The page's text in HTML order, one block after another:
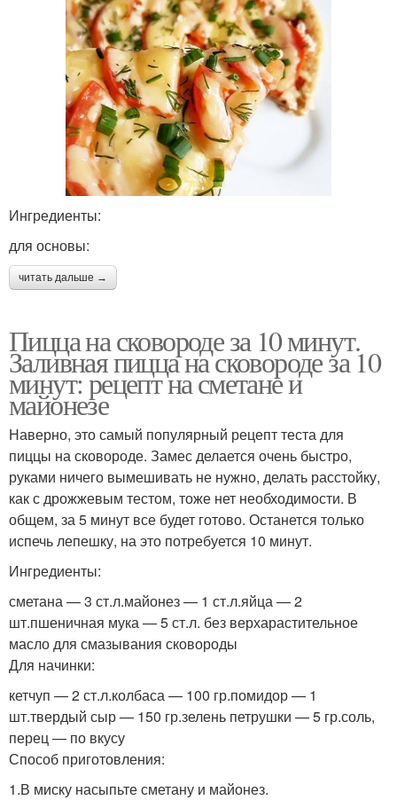
Ингредиенты:
для основы:
читать дальше →
Пицца на сковороде за 10 минут.
Заливная пицца на сковороде за 10
минут: рецепт на сметане и
майонезе
Наверно, это самый популярный рецепт теста для
пиццы на сковороде. Замес делается очень быстро,
руками ничего вымешивать не нужно, делать расстойку,
как с дрожжевым тестом, тоже нет необходимости. В
общем, за 5 минут все будет готово. Останется только
испечь лепешку, на это потребуется 10 минут.
Ингредиенты:
сметана — 3 ст.л.майонез — 1 ст.л.яйца — 2
шт.пшеничная мука — 5 ст.л. без верхарастительное
масло для смазывания сковороды
Для начинки:
кетчуп — 2 ст.л.колбаса — 100 гр.помидор — 1
шт.твердый сыр — 150 гр.зелень петрушки — 5 гр.соль,
перец — по вкусу
Способ приготовления:
1.В миску насыпьте сметану и майонез.